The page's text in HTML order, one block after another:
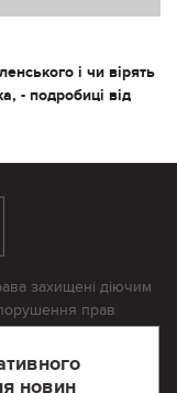
і чи вірять
- подробиці від
новин
захищені діючим
прав
яке відтворення
редакції.
розміщених